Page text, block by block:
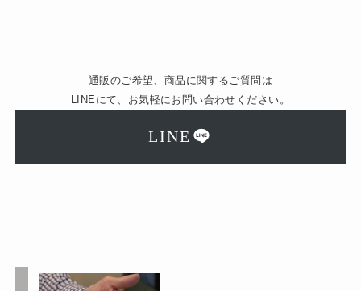
通販のご希望、商品に関するご質問は
LINEにて、お気軽にお問い合わせください。
LINE